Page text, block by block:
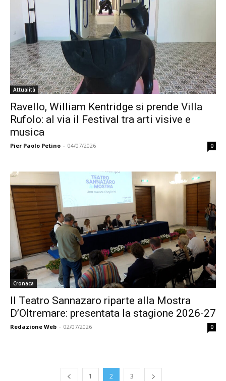
Attualità
Ravello, William Kentridge si prende Villa
Rufolo: al via il Festival tra arti visive e
musica
Pier Paolo Petino - 04/07/2026 0
Cronaca
Il Teatro Sannazaro riparte alla Mostra
D’Oltremare: presentata la stagione 2026-27
Redazione Web - 02/07/2026 0
1 2 3